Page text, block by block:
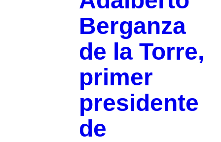
Berganza
de la Torre,
primer
presidente
de